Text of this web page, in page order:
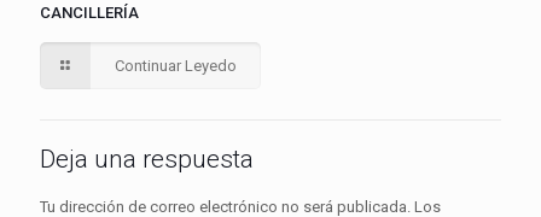
CANCILLERÍA
Continuar Leyedo
Deja una respuesta
Tu dirección de correo electrónico no será publicada. Los